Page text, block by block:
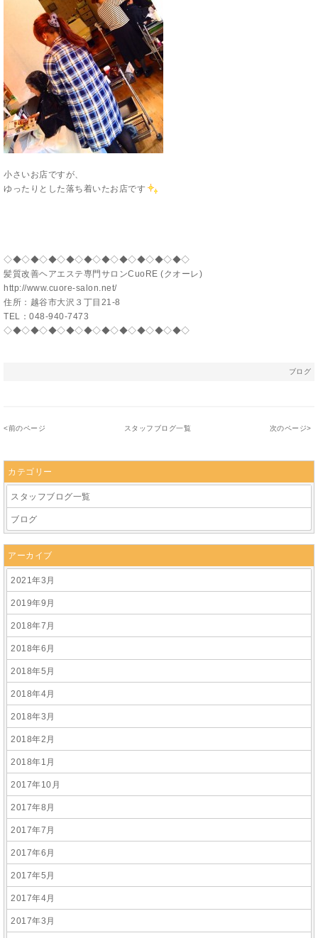
小さいお店ですが、
ゆったりとした落ち着いたお店です
◇◆◇◆◇◆◇◆◇◆◇◆◇◆◇◆◇◆◇◆◇
髪質改善ヘアエステ専門サロンCuoRE (クオーレ)
http://www.cuore-salon.net/
住所：越谷市大沢３丁目21-8
TEL：048-940-7473
◇◆◇◆◇◆◇◆◇◆◇◆◇◆◇◆◇◆◇◆◇
ブログ
<前のページ スタッフブログ一覧 次のページ>
カテゴリー
スタッフブログ一覧
ブログ
アーカイブ
2021年3月
2019年9月
2018年7月
2018年6月
2018年5月
2018年4月
2018年3月
2018年2月
2018年1月
2017年10月
2017年8月
2017年7月
2017年6月
2017年5月
2017年4月
2017年3月